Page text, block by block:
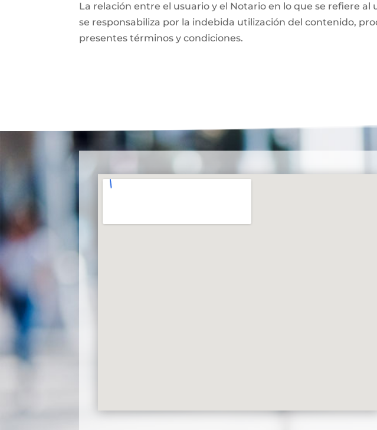
La relación entre el usuario y el Notario en lo que se refiere
se responsabiliza por la indebida utilización del contenido,
presentes términos y condiciones.